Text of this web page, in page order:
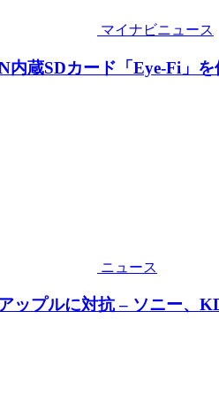
マイナビニュース
蔵SDカード「Eye-Fi」を
ニュース
ップルに対抗 – ソニー、